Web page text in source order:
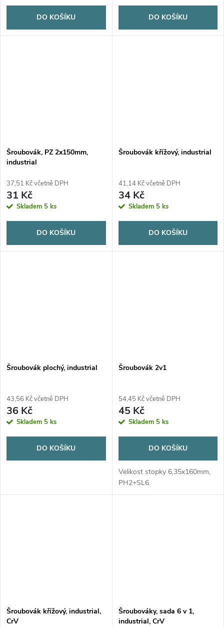
DO KOŠÍKU DO KOŠÍKU
Šroubovák, PZ 2x150mm,
industrial
37,51 Kč včetně DPH
31 Kč
Skladem 5 ks
DO KOŠÍKU
Šroubovák křížový, industrial
41,14 Kč včetně DPH
34 Kč
Skladem 5 ks
DO KOŠÍKU
Šroubovák plochý, industrial
43,56 Kč včetně DPH
36 Kč
Skladem 5 ks
DO KOŠÍKU
Šroubovák 2v1
54,45 Kč včetně DPH
45 Kč
Skladem 5 ks
DO KOŠÍKU
Velikost stopky 6,35x160mm,
PH2+SL6.
Šroubovák křížový, industrial,
CrV
Šroubováky, sada 6 v 1,
industrial, CrV